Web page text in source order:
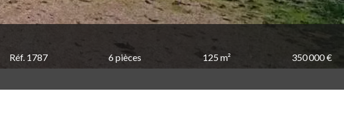
Réf. 1787 6 pièces 125 m² 350 000 €